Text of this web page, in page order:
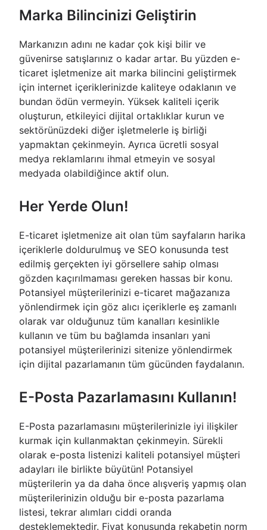
Marka Bilincinizi Geliştirin
Markanızın adını ne kadar çok kişi bilir ve
güvenirse satışlarınız o kadar artar. Bu yüzden e-
ticaret işletmenize ait marka bilincini geliştirmek
için internet içeriklerinizde kaliteye odaklanın ve
bundan ödün vermeyin. Yüksek kaliteli içerik
oluşturun, etkileyici dijital ortaklıklar kurun ve
sektörünüzdeki diğer işletmelerle iş birliği
yapmaktan çekinmeyin. Ayrıca ücretli sosyal
medya reklamlarını ihmal etmeyin ve sosyal
medyada olabildiğince aktif olun.
Her Yerde Olun!
E-ticaret işletmenize ait olan tüm sayfaların harika
içeriklerle doldurulmuş ve SEO konusunda test
edilmiş gerçekten iyi görsellere sahip olması
gözden kaçırılmaması gereken hassas bir konu.
Potansiyel müşterilerinizi e-ticaret mağazanıza
yönlendirmek için göz alıcı içeriklerle eş zamanlı
olarak var olduğunuz tüm kanalları kesinlikle
kullanın ve tüm bu bağlamda insanları yani
potansiyel müşterilerinizi sitenize yönlendirmek
için dijital pazarlamanın tüm gücünden faydalanın.
E-Posta Pazarlamasını Kullanın!
E-Posta pazarlamasını müşterilerinizle iyi ilişkiler
kurmak için kullanmaktan çekinmeyin. Sürekli
olarak e-posta listenizi kaliteli potansiyel müşteri
adayları ile birlikte büyütün! Potansiyel
müşterilerin ya da daha önce alışveriş yapmış olan
müşterilerinizin olduğu bir e-posta pazarlama
listesi, tekrar alımları ciddi oranda
desteklemektedir. Fiyat konusunda rekabetin norm